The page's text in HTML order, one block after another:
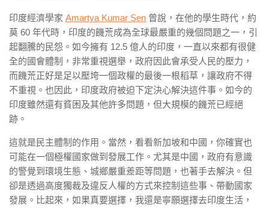
印度經濟學家 Amartya Kumar Sen 曾說，在他的學生時代，約
莫 60 年代時，印度的饑荒成為全球最嚴重的幾個問題之一，引
起翻騰的民怨。如今擁有 12.5 億人的印度，一直以來都有很健
全的國會體制，非常重視選舉，政府因此會承受人民的壓力，
而饑荒正好是足以壓垮一個政權的最後一根稻草，讓政府不得
不重視。也因此，印度政府被迫下定決心解決這件事。如今的
印度雖然還有貧困及其他許多問題，但大規模的饑荒已經絕
跡。
這就是民主體制的作用。當然，看看新加坡和中國，你確實也
可能在一個極權國家做到發展工作。尤其是中國，政府有意識
的警覺到環境生態、城鄉嚴重差距等問題，也著手去解決。但
卻是透過高度獨裁及違反人權的方式來控制這些事、帶動國家
發展。比起來，如果真要選擇，我還是寧願選擇去印度生活，